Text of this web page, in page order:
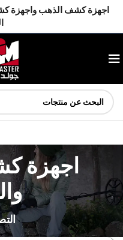
اجهزة كشف الذهب واجهزة
اجهزة